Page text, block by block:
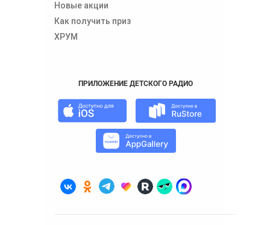
Новые акции
Как получить приз
ХРУМ
ПРИЛОЖЕНИЕ ДЕТСКОГО РАДИО